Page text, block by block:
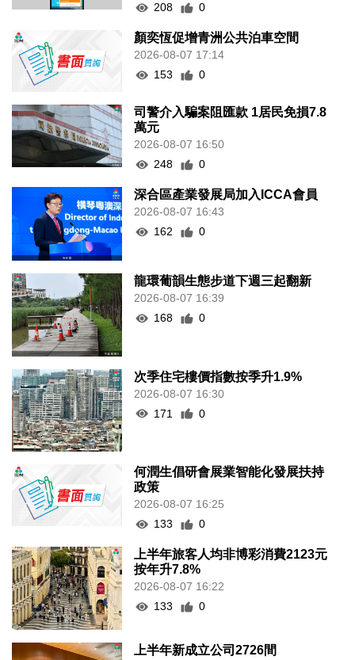
208
0
顏奕恆促增青洲公共泊車空間
2026-08-07 17:14
153
0
司警介入騙案阻匯款 1居民免損7.8
萬元
2026-08-07 16:50
248
0
深合區產業發展局加入ICCA會員
2026-08-07 16:43
162
0
龍環葡韻生態步道下週三起翻新
2026-08-07 16:39
168
0
次季住宅樓價指數按季升1.9%
2026-08-07 16:30
171
0
何潤生倡研會展業智能化發展扶持
政策
2026-08-07 16:25
133
0
上半年旅客人均非博彩消費2123元
按年升7.8%
2026-08-07 16:22
133
0
上半年新成立公司2726間